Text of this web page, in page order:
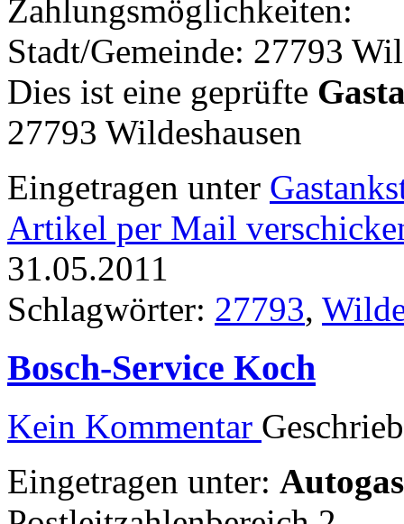
Zahlungsmöglichkeiten:
Stadt/Gemeinde: 27793
Dies ist eine geprüfte
27793 Wildeshausen
Eingetragen unter
Artikel per Mail
31.05.2011
Schlagwörter: 27793,
Bosch-Service Koch
Kein Kommentar
Eingetragen unter: